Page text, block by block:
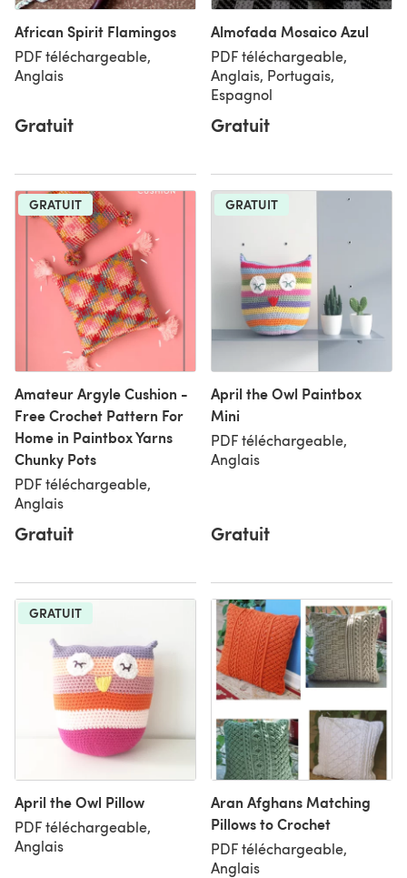
African Spirit Flamingos
PDF téléchargeable,
Anglais
Gratuit
Almofada Mosaico Azul
PDF téléchargeable,
Anglais, Portugais,
Espagnol
Gratuit
GRATUIT
Amateur Argyle Cushion -
Free Crochet Pattern For
Home in Paintbox Yarns
Chunky Pots
PDF téléchargeable,
Anglais
Gratuit
GRATUIT
April the Owl Paintbox
Mini
PDF téléchargeable,
Anglais
Gratuit
GRATUIT
April the Owl Pillow
PDF téléchargeable,
Anglais
Aran Afghans Matching
Pillows to Crochet
PDF téléchargeable,
Anglais